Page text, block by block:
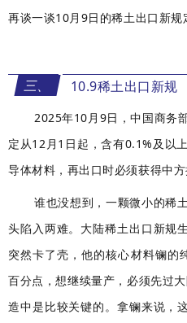
再谈一谈10月9日的稀土出口新规
三、 10.9稀土出口新规
2025年10月9日，中国商务
定从12月1日起，含有0.1%及以
导体材料，再出口时必须获得中方
谁也没想到，一颗微小的稀
头陷入两难。大陆稀土出口新规
突然卡了壳，他的核心材料镧的
百分点，想继续量产，必须先过
造中是比较关键的。拿镧来说，